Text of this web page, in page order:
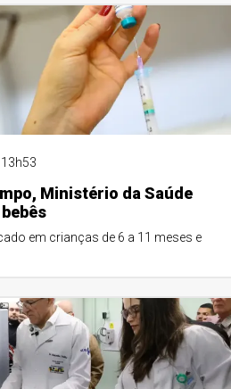
Ministério da Saúde
em crianças de 6 a 11 meses e